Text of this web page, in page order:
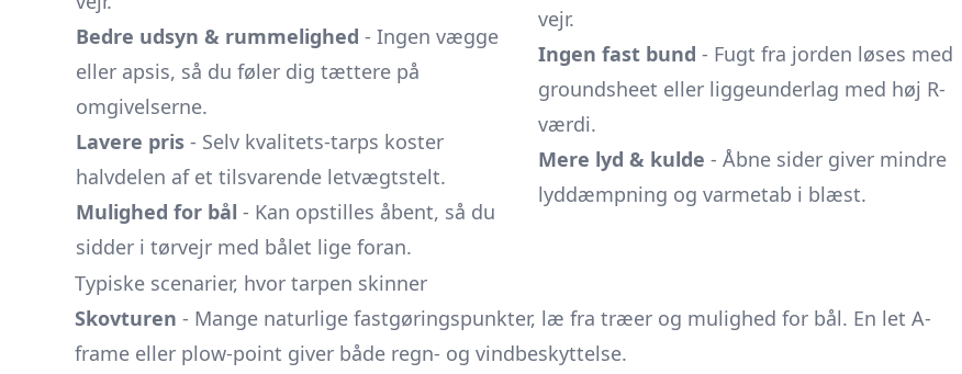
Bedre udsyn & rummelighed - Ingen vægge
eller apsis, så du føler dig tættere på
omgivelserne.
Lavere pris - Selv kvalitets-tarps koster
halvdelen af et tilsvarende letvægtstelt.
Mulighed for bål - Kan opstilles åbent, så du
sidder i tørvejr med bålet lige foran.
vejr.
Ingen fast bund - Fugt fra jorden løses med
groundsheet eller liggeunderlag med høj R-
værdi.
Mere lyd & kulde - Åbne sider giver mindre
lyddæmpning og varmetab i blæst.
Typiske scenarier, hvor tarpen skinner
Skovturen - Mange naturlige fastgøringspunkter, læ fra træer og mulighed for bål. En let A-
frame eller plow-point giver både regn- og vindbeskyttelse.